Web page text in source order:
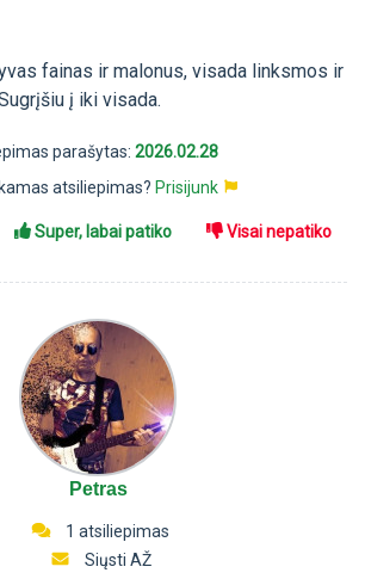
fainas ir malonus, visada linksmos ir
į iki visada.
parašytas: 2026.02.28
atsiliepimas? Prisijunk
Super, labai patiko Visai nepatiko
Petras
1 atsiliepimas
Siųsti AŽ